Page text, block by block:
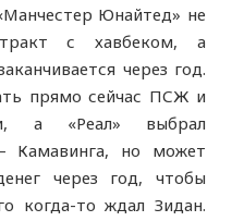
Юнайтед» не
с хавбеком, а
через год.
прямо сейчас ПСЖ и
а «Реал» выбрал
Камавинга, но может
через год, чтобы
когда-то ждал Зидан.